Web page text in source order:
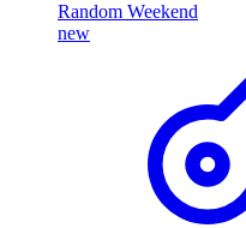
Random Weekend
new